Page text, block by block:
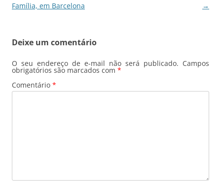
posts
Família, em Barcelona
→
Deixe um comentário
O seu endereço de e-mail não será publicado. Campos
obrigatórios são marcados com *
Comentário *